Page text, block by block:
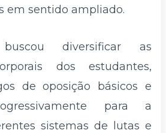
em sentido ampliado.
diversificar as
dos estudantes,
de oposição básicos e
para a
sistemas de lutas e